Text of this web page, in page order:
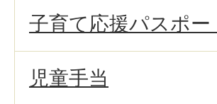
子育て応援パスポー
児童手当